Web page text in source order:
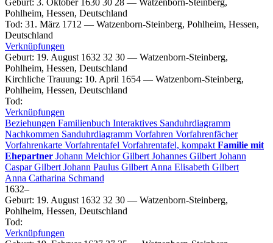
Pohlheim, Hessen, Deutschland
Tod: 31. März 1712 — Watzenborn-Steinberg, Pohlheim, Hessen,
Deutschland
Verknüpfungen
Geburt: 19. August 1632 32 30 — Watzenborn-Steinberg,
Pohlheim, Hessen, Deutschland
Kirchliche Trauung: 10. April 1654 — Watzenborn-Steinberg,
Pohlheim, Hessen, Deutschland
Tod:
Verknüpfungen
Beziehungen Familienbuch Interaktives Sanduhrdiagramm
Nachkommen Sanduhrdiagramm Vorfahren Vorfahrenfächer
Vorfahrenkarte Vorfahrentafel Vorfahrentafel, kompakt Familie mit
Ehepartner Johann MelchiorGilbert Johannes Gilbert Johann
CasparGilbert Johann Paulus Gilbert Anna Elisabeth Gilbert
Anna Catharina Schmand
1632–
Geburt: 19. August 1632 32 30 — Watzenborn-Steinberg,
Pohlheim, Hessen, Deutschland
Tod:
Verknüpfungen